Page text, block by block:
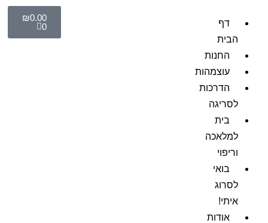
דף
הבית
החנות
עוצמהות
הדרכות
לסריגה
בית
למלאכה
וריפוי
בואי
לסרוג
איתי!
אודות
₪0.00
0